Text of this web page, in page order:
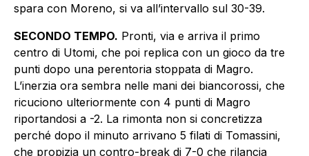
spara con Moreno, si va all’intervallo sul 30-39.
SECONDO TEMPO. Pronti, via e arriva il primo
centro di Utomi, che poi replica con un gioco da tre
punti dopo una perentoria stoppata di Magro.
L’inerzia ora sembra nelle mani dei biancorossi, che
ricuciono ulteriormente con 4 punti di Magro
riportandosi a -2. La rimonta non si concretizza
perché dopo il minuto arrivano 5 filati di Tomassini,
che propizia un contro-break di 7-0 che rilancia